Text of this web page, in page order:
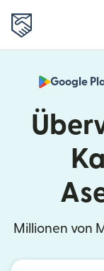
Google
Millionen von